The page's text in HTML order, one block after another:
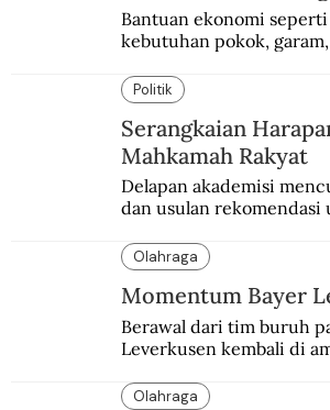
Bantuan ekonomi
kebutuhan pokok,
peringatan Hari Ibu.
Politik
Serangkaian
Mahkamah Rakyat
Delapan akademisi
dan usulan rekomendasi
bangsa dan perjuangan
Olahraga
Momentum Bayer
Berawal dari tim buruh
Leverkusen kembali di
“Neverkusen”.
Olahraga